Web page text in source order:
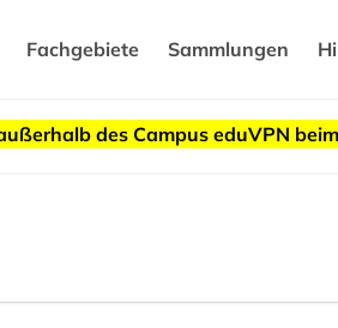
Fachgebiete Sammlungen
des Campus eduVPN